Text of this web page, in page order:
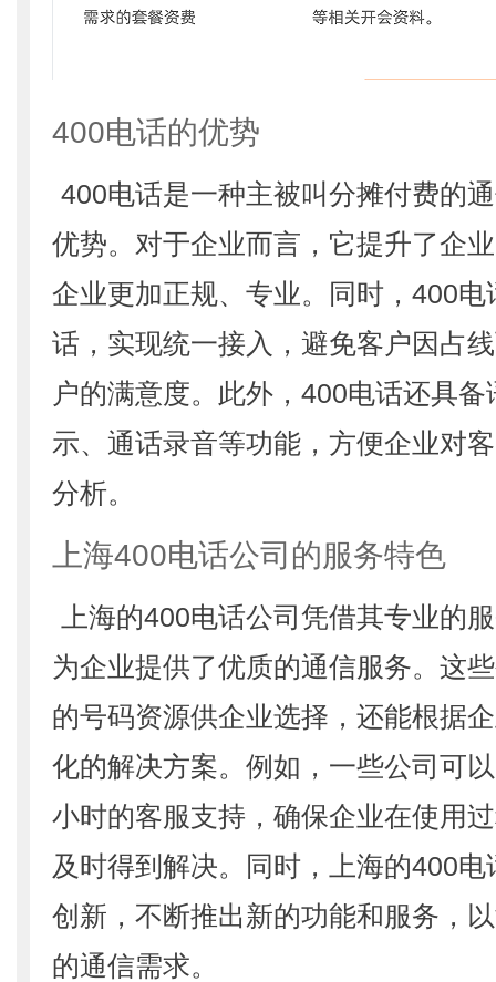
400电话的优势
400电话是一种主被叫分摊付费的
优势。对于企业而言，它提升了企
企业更加正规、专业。同时，400
话，实现统一接入，避免客户因占
户的满意度。此外，400电话还具
示、通话录音等功能，方便企业对
分析。
上海400电话公司的服务特色
上海的400电话公司凭借其专业的
为企业提供了优质的通信服务。这
的号码资源供企业选择，还能根据
化的解决方案。例如，一些公司可
小时的客服支持，确保企业在使用
及时得到解决。同时，上海的400
创新，不断推出新的功能和服务，
的通信需求。